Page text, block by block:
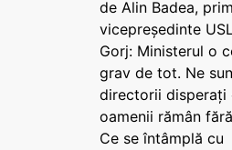
de Alin Badea,
vicepreședinte
Gorj: Ministerul o
grav de tot. Ne
directorii disperați
oamenii rămân
Ce se întâmplă cu